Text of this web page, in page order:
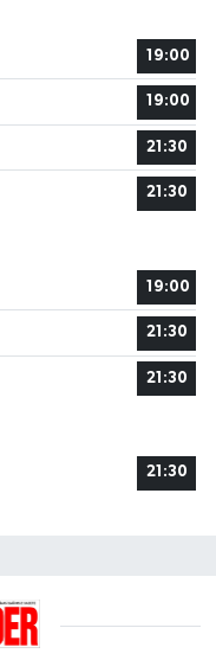
19:00
19:00
21:30
21:30
19:00
21:30
21:30
21:30